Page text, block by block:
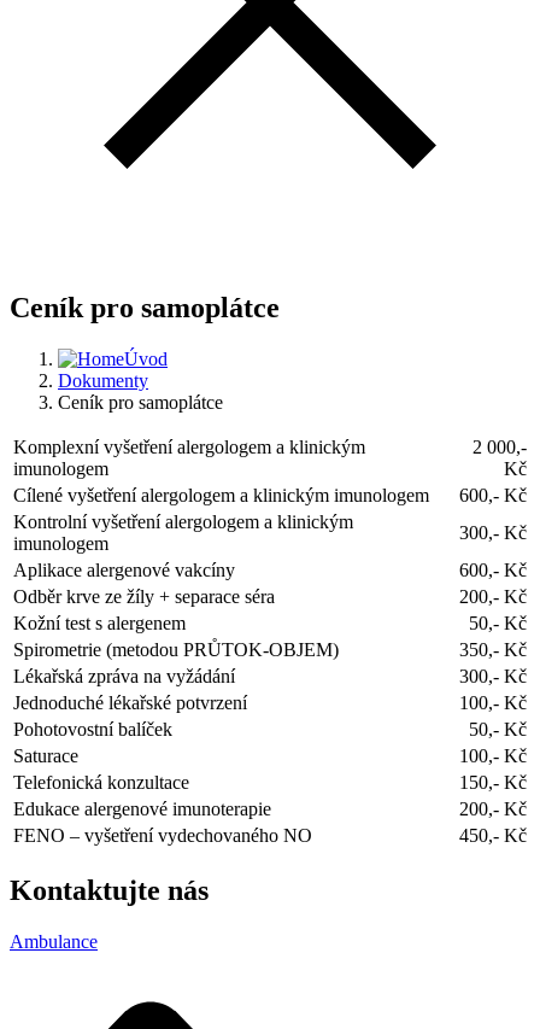
Ceník pro samoplátce
Úvod
Dokumenty
Ceník pro samoplátce
Komplexní vyšetření alergologem a klinickým
imunologem
2 000,-
Kč
Cílené vyšetření alergologem a klinickým imunologem
600,- Kč
Kontrolní vyšetření alergologem a klinickým
imunologem
300,- Kč
Aplikace alergenové vakcíny
600,- Kč
Odběr krve ze žíly + separace séra
200,- Kč
Kožní test s alergenem
50,- Kč
Spirometrie (metodou PRŮTOK-OBJEM)
350,- Kč
Lékařská zpráva na vyžádání
300,- Kč
Jednoduché lékařské potvrzení
100,- Kč
Pohotovostní balíček
50,- Kč
Saturace
100,- Kč
Telefonická konzultace
150,- Kč
Edukace alergenové imunoterapie
200,- Kč
FENO – vyšetření vydechovaného NO
450,- Kč
Kontaktujte nás
Ambulance